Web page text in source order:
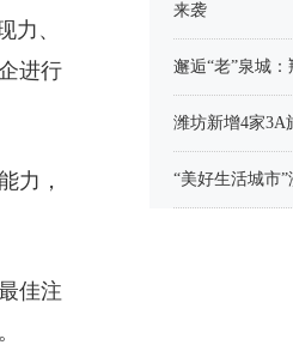
力、
进行
力，
佳注
来袭
邂逅“老”泉城
潍坊新增4家3A
“美好生活城市